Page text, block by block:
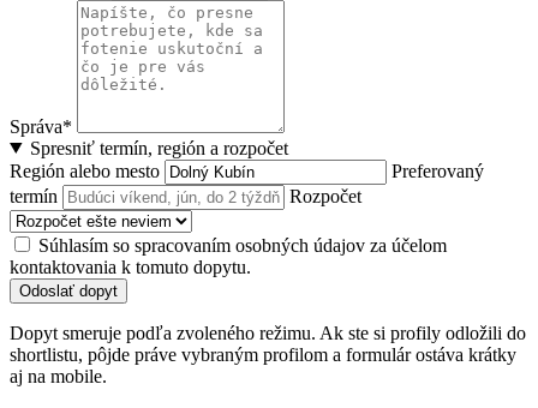
Správa*
Spresniť termín, región a rozpočet
Región alebo mesto
Preferovaný
termín
Rozpočet
Súhlasím so spracovaním osobných údajov za účelom
kontaktovania k tomuto dopytu.
Odoslať dopyt
Dopyt smeruje podľa zvoleného režimu. Ak ste si profily odložili do
shortlistu, pôjde práve vybraným profilom a formulár ostáva krátky
aj na mobile.